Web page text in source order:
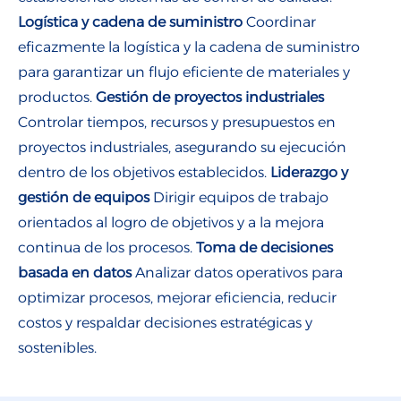
Logística y cadena de suministro Coordinar
eficazmente la logística y la cadena de suministro
para garantizar un flujo eficiente de materiales y
productos. Gestión de proyectos industriales
Controlar tiempos, recursos y presupuestos en
proyectos industriales, asegurando su ejecución
dentro de los objetivos establecidos. Liderazgo y
gestión de equiposDirigir equipos de trabajo
orientados al logro de objetivos y a la mejora
continua de los procesos. Toma de decisiones
basada en datosAnalizar datos operativos para
optimizar procesos, mejorar eficiencia, reducir
costos y respaldar decisiones estratégicas y
sostenibles.